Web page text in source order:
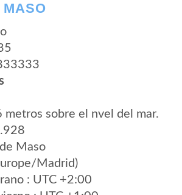
MASO
sobre el nvel del mar.
Maso
Madrid)
: UTC +2:00